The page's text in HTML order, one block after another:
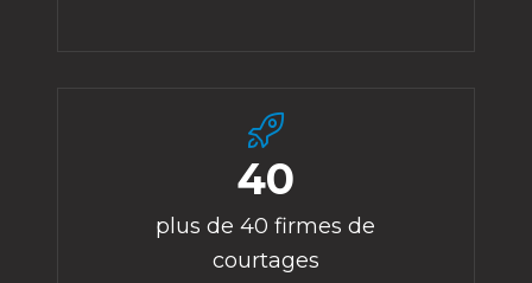
40
plus de 40 firmes de
courtages